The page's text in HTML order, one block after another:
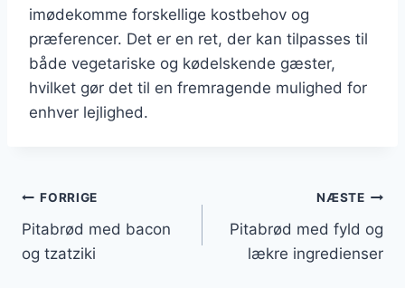
imødekomme forskellige kostbehov og
præferencer. Det er en ret, der kan tilpasses til
både vegetariske og kødelskende gæster,
hvilket gør det til en fremragende mulighed for
enhver lejlighed.
Indlægsnavigation
FORRIGE
Pitabrød med bacon
og tzatziki
NÆSTE
Pitabrød med fyld og
lækre ingredienser